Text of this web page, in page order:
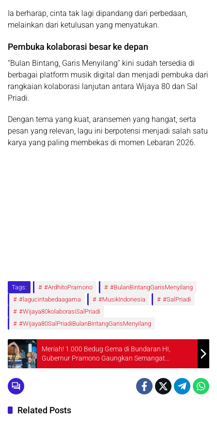
Ia berharap, cinta tak lagi dipandang dari perbedaan,
melainkan dari ketulusan yang menyatukan.
Pembuka kolaborasi besar ke depan
“Bulan Bintang, Garis Menyilang” kini sudah tersedia di
berbagai platform musik digital dan menjadi pembuka dari
rangkaian kolaborasi lanjutan antara Wijaya 80 dan Sal
Priadi.
Dengan tema yang kuat, aransemen yang hangat, serta
pesan yang relevan, lagu ini berpotensi menjadi salah satu
karya yang paling membekas di momen Lebaran 2026.
Tags: #ArdhitoPramono
#BulanBintangGarisMenyilang
#lagucintabedaagama
#MusikIndonesia
#SalPriadi
#Wijaya80kolaborasiSalPriadi
#Wijaya80SalPriadiBulanBintangGarisMenyilang
Meriah! 1.000 Bedug Gema di Bundaran HI,
Gubernur Pramono Gaungkan Semangat
Kebersamaan Sambut Idulfitri
Related Posts